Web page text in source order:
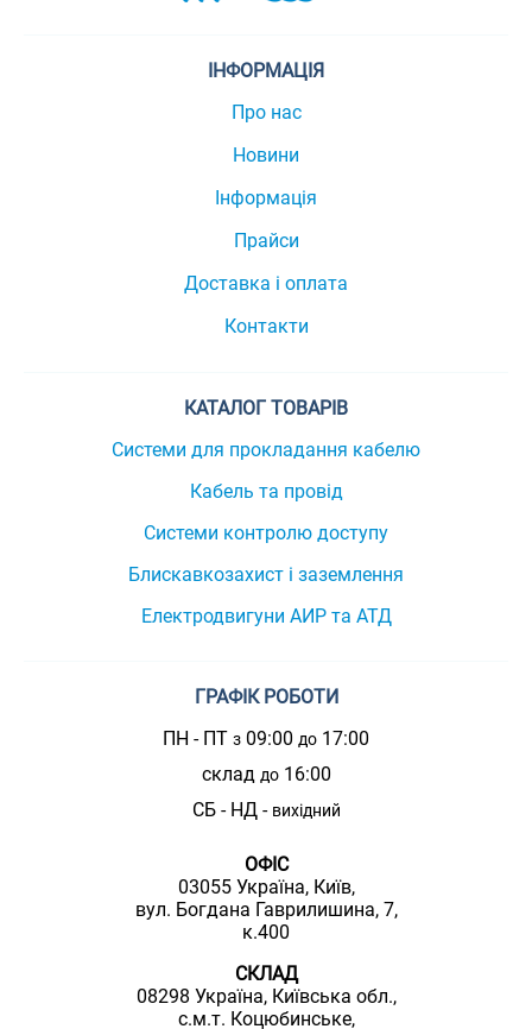
ІНФОРМАЦІЯ
Про нас
Новини
Інформація
Прайси
Доставка і оплата
Контакти
КАТАЛОГ ТОВАРІВ
Системи для прокладання кабелю
Кабель та провід
Системи контролю доступу
Блискавкозахист і заземлення
Електродвигуни АИР та АТД
ГРАФІК РОБОТИ
ПН - ПТ з 09:00 до 17:00
склад до16:00
СБ - НД - вихідний
ОФІС
03055 Україна, Київ,
вул. Богдана Гаврилишина, 7,
к.400
СКЛАД
08298 Україна, Київська обл.,
с.м.т. Коцюбинське,